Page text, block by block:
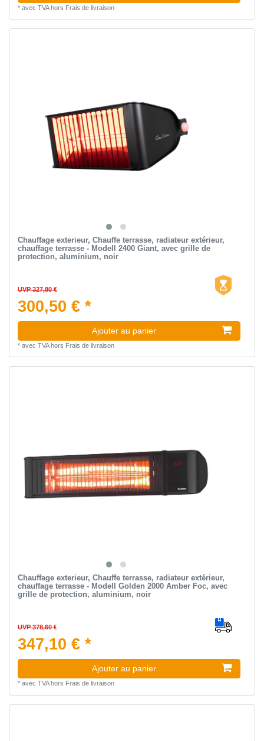
* avec TVAhors Frais de livraison
Chauffage exterieur, Chauffe terrasse, radiateur extérieur,
chauffage terrasse - Modell 2400 Giant, avec grille de
protection, aluminium, noir
UVP 327,80 €
300,50 € *
Ajouter au panier
* avec TVAhors Frais de livraison
Chauffage exterieur, Chauffe terrasse, radiateur extérieur,
chauffage terrasse - Modell Golden 2000 Amber Foc, avec
grille de protection, aluminium, noir
UVP 378,60 €
347,10 € *
Ajouter au panier
* avec TVAhors Frais de livraison